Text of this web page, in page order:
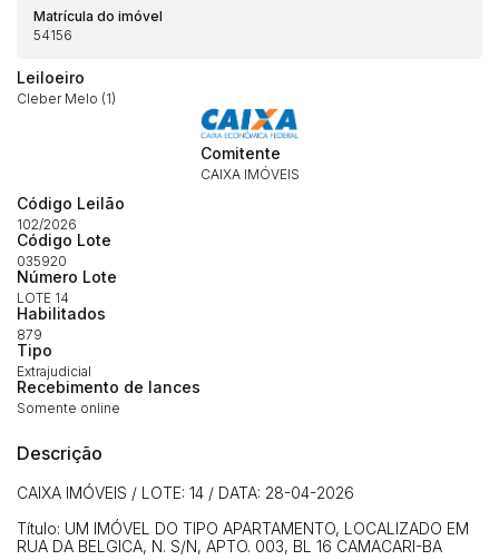
Matrícula do imóvel
54156
Leiloeiro
Cleber Melo (1)
Comitente
CAIXA IMÓVEIS
Código Leilão
102/2026
Código Lote
035920
Número Lote
LOTE 14
Habilitados
879
Tipo
Extrajudicial
Recebimento de lances
Somente online
Descrição
CAIXA IMÓVEIS / LOTE: 14 / DATA: 28-04-2026
Título: UM IMÓVEL DO TIPO APARTAMENTO, LOCALIZADO EM
RUA DA BELGICA, N. S/N, APTO. 003, BL 16 CAMACARI-BA
Envie sua Proposta
(Art. 895, CPC)
14/04/2025 18:43:11
Clique aqui para fazer login
Habilite-se para efetuar lances ou
propostas